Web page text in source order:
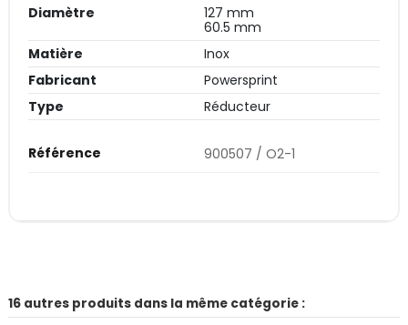
Diamètre
127 mm
60.5 mm
Matière
Inox
Fabricant
Powersprint
Type
Réducteur
Référence 900507 / O2-1
16 autres produits dans la même catégorie :